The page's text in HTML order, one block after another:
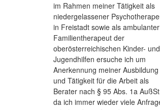
im Rahmen meiner Tätigkeit als
niedergelassener
in Freistadt sowie als ambulanter
Familientherapeut der
oberösterreichischen Kinder- und
Jugendhilfen ersuche ich um
Anerkennung meiner Ausbildung
und Tätigkeit für die Arbeit als
Berater nach § 95 Abs. 1a
da ich immer wieder viele